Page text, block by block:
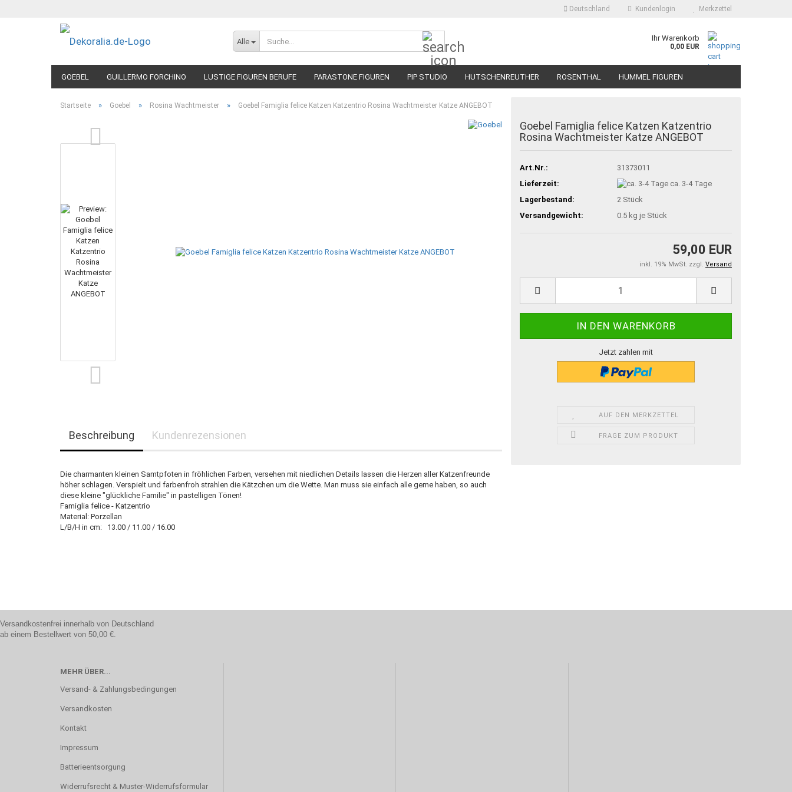
Deutschland Kundenlogin Merkzettel
Alle Ihr Warenkorb
0,00 EUR
GOEBEL GUILLERMO FORCHINO LUSTIGE FIGUREN BERUFE PARASTONE FIGUREN PIP STUDIO HUTSCHENREUTHER ROSENTHAL HUMMEL FIGUREN
Startseite » Goebel » Rosina Wachtmeister » Goebel Famiglia felice Katzen Katzentrio Rosina Wachtmeister Katze ANGEBOT
Goebel Famiglia felice Katzen Katzentrio
Rosina Wachtmeister Katze ANGEBOT
Art.Nr.:
31373011
Lieferzeit:
ca. 3-4 Tage
Lagerbestand:
2 Stück
Versandgewicht:
0.5 kg je Stück
59,00 EUR
inkl. 19% MwSt. zzgl. Versand
Jetzt zahlen mit
AUF DEN MERKZETTEL
FRAGE ZUM PRODUKT
Beschreibung Kundenrezensionen
Die charmanten kleinen Samtpfoten in fröhlichen Farben, versehen mit niedlichen Details lassen die Herzen aller Katzenfreunde
höher schlagen. Verspielt und farbenfroh strahlen die Kätzchen um die Wette. Man muss sie einfach alle gerne haben, so auch
diese kleine "glückliche Familie" in pastelligen Tönen!
Famiglia felice - Katzentrio
Material: Porzellan
L/B/H in cm: 13.00 / 11.00 / 16.00
Versandkostenfrei innerhalb von Deutschland
ab einem Bestellwert von 50,00 €.
MEHR ÜBER...
Versand- & Zahlungsbedingungen
Versandkosten
Kontakt
Impressum
Batterieentsorgung
Widerrufsrecht & Muster-Widerrufsformular